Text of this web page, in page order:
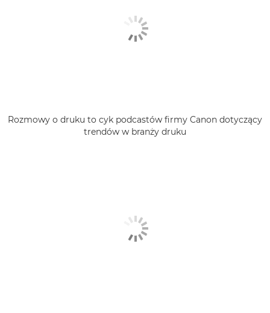
Rozmowy o druku to cyk podcastów firmy Canon dotyczący
trendów w branży druku